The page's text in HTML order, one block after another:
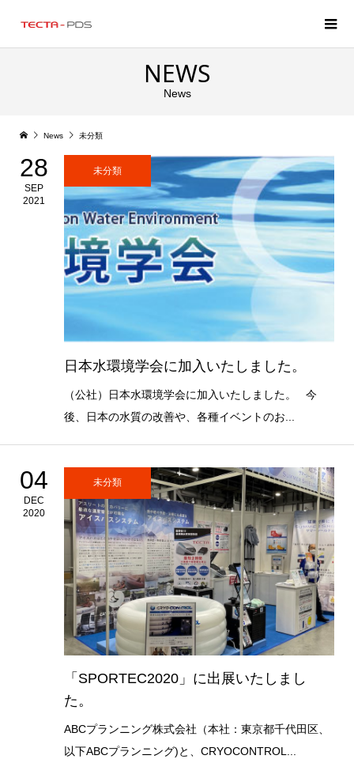
NEWS
News
News 未分類
28
SEP
2021
未分類
日本水環境学会に加入いたしました。
（公社）日本水環境学会に加入いたしました。 今
後、日本の水質の改善や、各種イベントのお...
04
DEC
2020
未分類
「SPORTEC2020」に出展いたしまし
た。
ABCプランニング株式会社（本社：東京都千代田区、
以下ABCプランニング)と、CRYOCONTROL...